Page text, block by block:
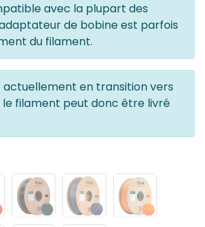
avec la plupart des
de bobine est parfois
du filament.
actuellement en transition vers
le filament peut donc être livré